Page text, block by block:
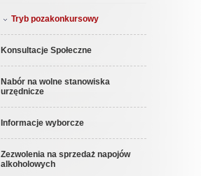
Tryb pozakonkursowy
Konsultacje Społeczne
Nabór na wolne stanowiska
urzędnicze
Informacje wyborcze
Zezwolenia na sprzedaż napojów
alkoholowych